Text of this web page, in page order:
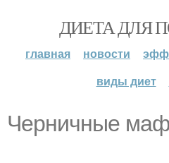
ДИЕТА ДЛЯ
главная новости
виды диет
Черничные